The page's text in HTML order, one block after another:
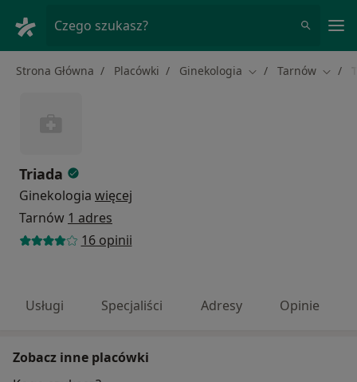
Czego szukasz?
Strona Główna Placówki Ginekologia Zmień miasto
Tarnów
Triada
Ginekologia więcej
Tarnów 1 adres
16 opinii
Usługi Specjaliści Adresy Opinie
Zobacz inne placówki